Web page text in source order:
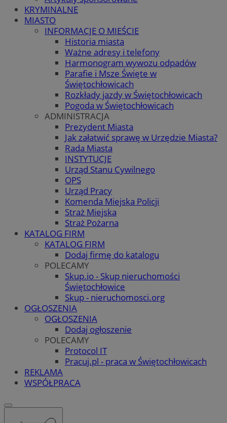
KRYMINALNE
MIASTO
INFORMACJE O MIEŚCIE
Historia miasta
Ważne adresy i telefony
Harmonogram wywozu odpadów
Parafie i Msze Święte w
Świętochłowicach
Rozkłady jazdy w Świętochłowicach
Pogoda w Świętochłowicach
ADMINISTRACJA
Prezydent Miasta
Jak załatwić sprawę w Urzędzie Miasta?
Rada Miasta
INSTYTUCJE
Urząd Stanu Cywilnego
OPS
Urząd Pracy
Komenda Miejska Policji
Straż Miejska
Straż Pożarna
KATALOG FIRM
KATALOG FIRM
Dodaj firmę do katalogu
POLECAMY
Skup.io - Skup nieruchomości
Świętochłowice
Skup - nieruchomosci.org
OGŁOSZENIA
OGŁOSZENIA
Dodaj ogłoszenie
POLECAMY
Protocol IT
Pracuj.pl - praca w Świętochłowicach
REKLAMA
WSPÓŁPRACA